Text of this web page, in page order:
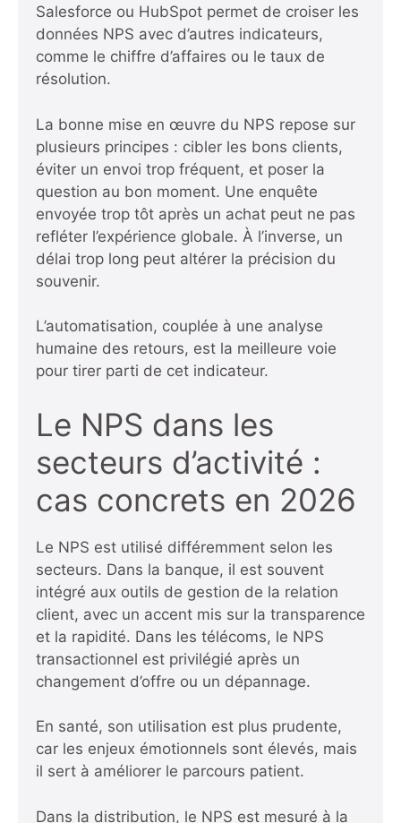
Salesforce ou HubSpot permet de croiser les
données NPS avec d’autres indicateurs,
comme le chiffre d’affaires ou le taux de
résolution.
La bonne mise en œuvre du NPS repose sur
plusieurs principes : cibler les bons clients,
éviter un envoi trop fréquent, et poser la
question au bon moment. Une enquête
envoyée trop tôt après un achat peut ne pas
refléter l’expérience globale. À l’inverse, un
délai trop long peut altérer la précision du
souvenir.
L’automatisation, couplée à une analyse
humaine des retours, est la meilleure voie
pour tirer parti de cet indicateur.
Le NPS dans les
secteurs d’activité :
cas concrets en 2026
Le NPS est utilisé différemment selon les
secteurs. Dans la banque, il est souvent
intégré aux outils de gestion de la relation
client, avec un accent mis sur la transparence
et la rapidité. Dans les télécoms, le NPS
transactionnel est privilégié après un
changement d’offre ou un dépannage.
En santé, son utilisation est plus prudente,
car les enjeux émotionnels sont élevés, mais
il sert à améliorer le parcours patient.
Dans la distribution, le NPS est mesuré à la